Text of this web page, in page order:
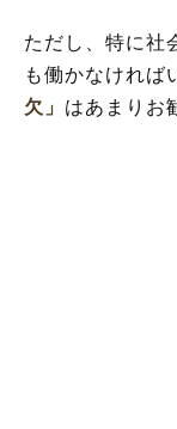
ただし、特に社
も働かなければ
欠」 はあまりお